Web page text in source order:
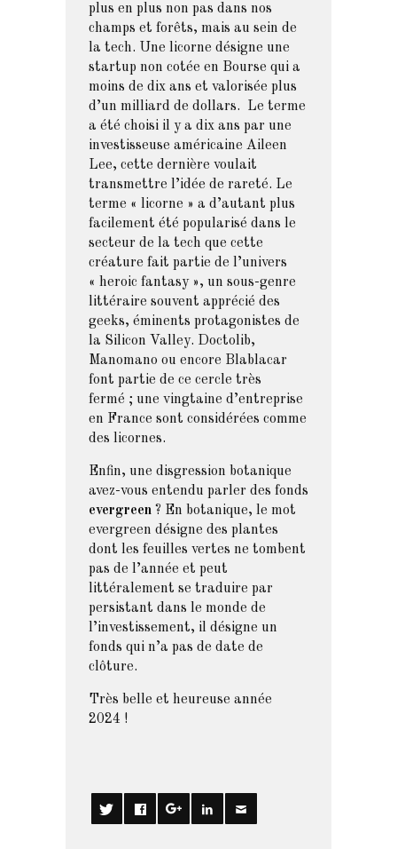
plus en plus non pas dans nos
champs et forêts, mais au sein de
la tech. Une licorne désigne une
startup non cotée en Bourse qui a
moins de dix ans et valorisée plus
d’un milliard de dollars. Le terme
a été choisi il y a dix ans par une
investisseuse américaine Aileen
Lee, cette dernière voulait
transmettre l’idée de rareté. Le
terme « licorne » a d’autant plus
facilement été popularisé dans le
secteur de la tech que cette
créature fait partie de l’univers
« heroic fantasy », un sous-genre
littéraire souvent apprécié des
geeks, éminents protagonistes de
la Silicon Valley. Doctolib,
Manomano ou encore Blablacar
font partie de ce cercle très
fermé ; une vingtaine d’entreprise
en France sont considérées comme
des licornes.
Enfin, une disgression botanique
avez-vous entendu parler des fonds
evergreen ? En botanique, le mot
evergreen désigne des plantes
dont les feuilles vertes ne tombent
pas de l’année et peut
littéralement se traduire par
persistant dans le monde de
l’investissement, il désigne un
fonds qui n’a pas de date de
clôture.
Très belle et heureuse année
2024 !